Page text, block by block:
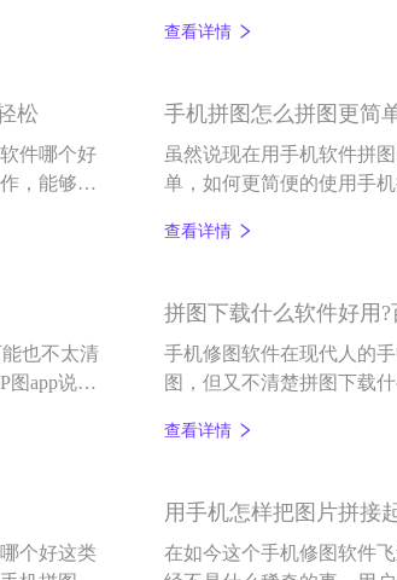
查看详情
松
件哪个好
，能够轻
手机拼图怎么拼图更简
虽然说现在用手机软件拼
单，如何更简便的使用手
查看详情
也不太清
图app说
拼图下载什么软件好用
手机修图软件在现代人的
图，但又不清楚拼图下载
查看详情
个好这类
用手机怎样把图片拼接
在如今这个手机修图软件